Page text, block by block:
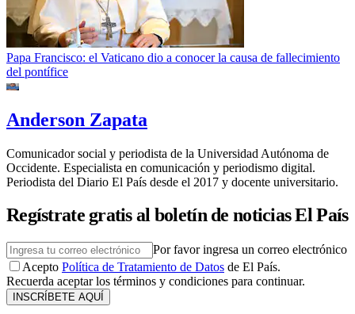
Papa Francisco: el Vaticano dio a conocer la causa de fallecimiento
del pontífice
Anderson Zapata
Comunicador social y periodista de la Universidad Autónoma de
Occidente. Especialista en comunicación y periodismo digital.
Periodista del Diario El País desde el 2017 y docente universitario.
Regístrate gratis al boletín de noticias El País
Por favor ingresa un correo electrónico
Acepto Política de Tratamiento de Datos de El País.
Recuerda aceptar los términos y condiciones para continuar.
INSCRÍBETE AQUÍ